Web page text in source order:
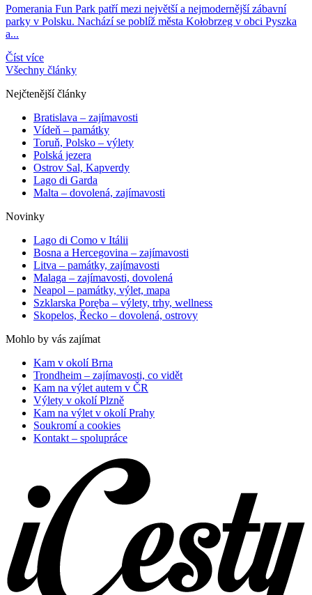
Pomerania Fun Park patří mezi největší a nejmodernější zábavní
parky v Polsku. Nachází se poblíž města Kołobrzeg v obci Pyszka
a...
Číst více
Všechny články
Nejčtenější články
Bratislava – zajímavosti
Vídeň – památky
Toruň, Polsko – výlety
Polská jezera
Ostrov Sal, Kapverdy
Lago di Garda
Malta – dovolená, zajímavosti
Novinky
Lago di Como v Itálii
Bosna a Hercegovina – zajímavosti
Litva – památky, zajímavosti
Malaga – zajímavosti, dovolená
Neapol – památky, výlet, mapa
Szklarska Poręba – výlety, trhy, wellness
Skopelos, Řecko – dovolená, ostrovy
Mohlo by vás zajímat
Kam v okolí Brna
Trondheim – zajímavosti, co vidět
Kam na výlet autem v ČR
Výlety v okolí Plzně
Kam na výlet v okolí Prahy
Soukromí a cookies
Kontakt – spolupráce